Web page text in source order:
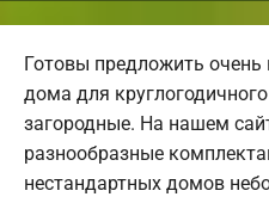
Готовы предложить
дома для
загородные. На нашем
разнообразные
нестандартных домов